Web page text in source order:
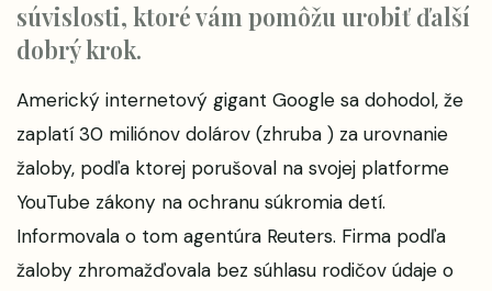
súvislosti, ktoré vám pomôžu urobiť ďalší
dobrý krok.
Americký internetový gigant Google sa dohodol, že
zaplatí 30 miliónov dolárov (zhruba ) za urovnanie
žaloby, podľa ktorej porušoval na svojej platforme
YouTube zákony na ochranu súkromia detí.
Informovala o tom agentúra Reuters. Firma podľa
žaloby zhromažďovala bez súhlasu rodičov údaje o